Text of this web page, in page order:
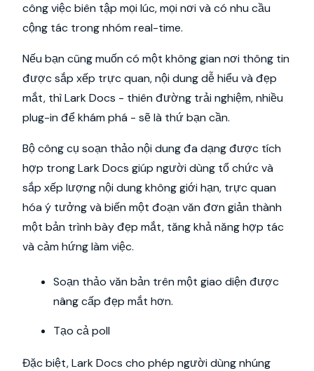
công việc biên tập mọi lúc, mọi nơi và có nhu cầu
cộng tác trong nhóm real-time.
Nếu bạn cũng muốn có một không gian nơi thông tin
được sắp xếp trực quan, nội dung dễ hiểu và đẹp
mắt, thì Lark Docs - thiên đường trải nghiệm, nhiều
plug-in để khám phá - sẽ là thứ bạn cần.
Bộ công cụ soạn thảo nội dung đa dạng được tích
hợp trong Lark Docs giúp người dùng tổ chức và
sắp xếp lượng nội dung không giới hạn, trực quan
hóa ý tưởng và biến một đoạn văn đơn giản thành
một bản trình bày đẹp mắt, tăng khả năng hợp tác
và cảm hứng làm việc.
Soạn thảo văn bản trên một giao diện được
nâng cấp đẹp mắt hơn.
Tạo cả poll
Đặc biệt, Lark Docs cho phép người dùng nhúng